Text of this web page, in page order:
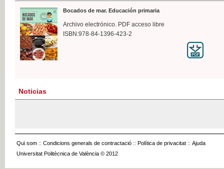
Bocados de mar. Educación primaria
Archivo electrónico. PDF acceso libre
ISBN:978-84-1396-423-2
Noticias
Qui som :: Condicions generals de contractació :: Política de privacitat :: Ajuda
Universitat Politècnica de València © 2012